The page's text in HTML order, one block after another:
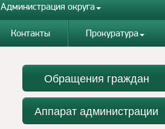
Администрация округа
Контакты Прокуратура
Обращения граждан
Аппарат администрации